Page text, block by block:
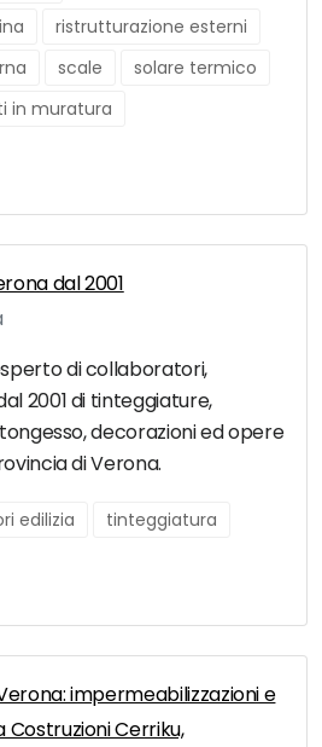
ristrutturazione esterni
scale
solare termico
in muratura
dal 2001
di collaboratori,
2001 di tinteggiature,
decorazioni ed opere
di Verona.
edilizia tinteggiatura
impermeabilizzazioni e
Cerriku,